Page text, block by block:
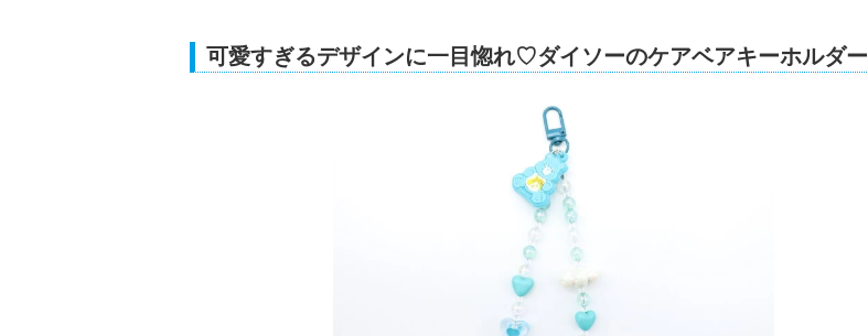
可愛すぎるデザインに一目惚れ♡ダイソーのケアベアキーホルダー